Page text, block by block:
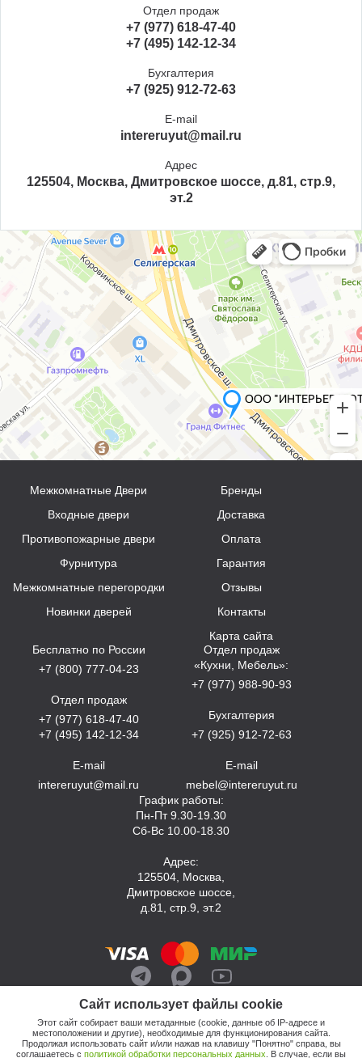
Отдел продаж
+7 (977) 618-47-40
+7 (495) 142-12-34
Бухгалтерия
+7 (925) 912-72-63
E-mail
intereruyut@mail.ru
Адрес
125504, Москва, Дмитровское шоссе, д.81, стр.9,
эт.2
Сайт использует файлы cookie
Этот сайт собирает ваши метаданные (cookie, данные об IP-адресе и
местоположении и другие), необходимые для функционирования сайта.
Продолжая использовать сайт и/или нажав на клавишу "Понятно" справа, вы
соглашаетесь с политикой обработки персональных данных . В случае, если вы
Межкомнатные Двери
Входные двери
Противопожарные двери
Фурнитура
Межкомнатные перегородки
Новинки дверей
Бренды
Доставка
Оплата
Гарантия
Отзывы
Контакты
Карта сайта
Бесплатно по России
+7 (800) 777-04-23
Отдел продаж
+7 (977) 618-47-40
+7 (495) 142-12-34
E-mail
intereruyut@mail.ru
Отдел продаж
«Кухни, Мебель»:
+7 (977) 988-90-93
Бухгалтерия
+7 (925) 912-72-63
E-mail
mebel@intereruyut.ru
График работы:
Пн-Пт 9.30-19.30
Сб-Вс 10.00-18.30
Адрес:
125504, Москва,
Дмитровское шоссе,
д.81, стр.9, эт.2